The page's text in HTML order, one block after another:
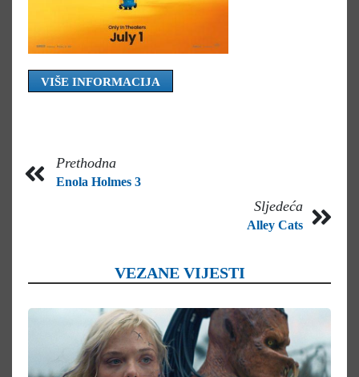
VIŠE INFORMACIJA
Prethodna
Enola Holmes 3
Sljedeća
Alley Cats
VEZANE VIJESTI